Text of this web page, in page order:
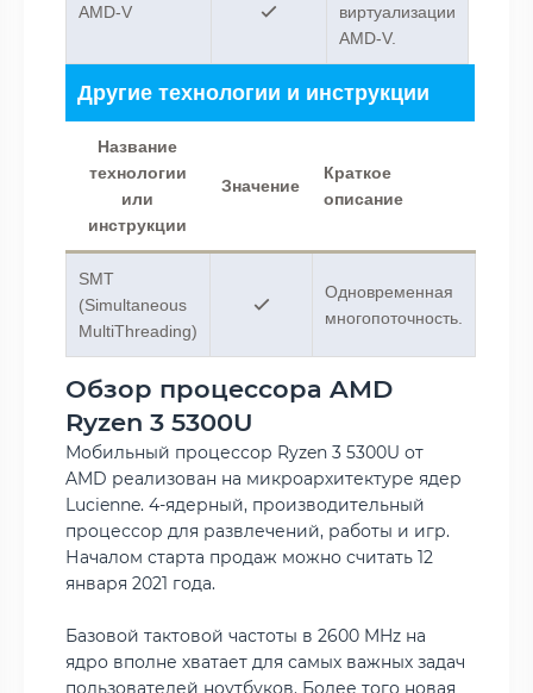
AMD-V
виртуализации
AMD-V.
Другие технологии и инструкции
Название
технологии
или
инструкции
Значение
Краткое
описание
SMT
(Simultaneous
MultiThreading)
Одновременная
многопоточность.
Обзор процессора AMD
Ryzen 3 5300U
Мобильный процессор Ryzen 3 5300U от
AMD реализован на микроархитектуре ядер
Lucienne. 4-ядерный, производительный
процессор для развлечений, работы и игр.
Началом старта продаж можно считать 12
января 2021 года.
Базовой тактовой частоты в 2600 MHz на
ядро вполне хватает для самых важных задач
пользователей ноутбуков. Более того новая